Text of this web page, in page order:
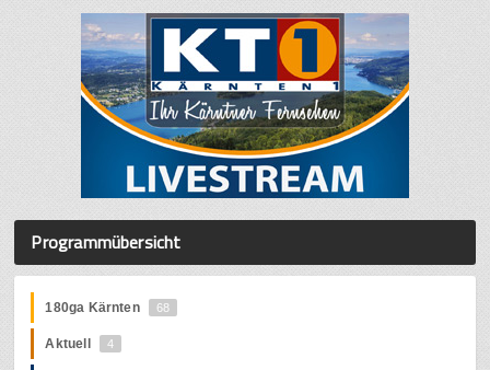
Programmübersicht
180ga Kärnten 68
Aktuell 4